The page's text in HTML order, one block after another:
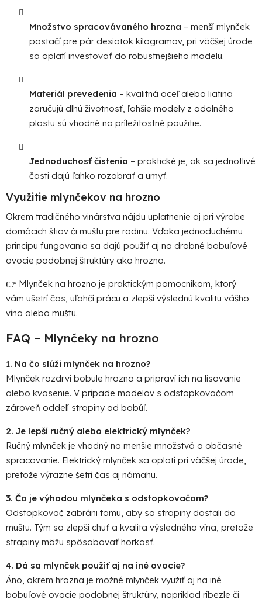
Množstvo spracovávaného hrozna – menší mlynček
postačí pre pár desiatok kilogramov, pri väčšej úrode
sa oplatí investovať do robustnejšieho modelu.
Materiál prevedenia – kvalitná oceľ alebo liatina
zaručujú dlhú životnosť, ľahšie modely z odolného
plastu sú vhodné na príležitostné použitie.
Jednoduchosť čistenia – praktické je, ak sa jednotlivé
časti dajú ľahko rozobrať a umyť.
Využitie mlynčekov na hrozno
Okrem tradičného vinárstva nájdu uplatnenie aj pri výrobe
domácich štiav či muštu pre rodinu. Vďaka jednoduchému
princípu fungovania sa dajú použiť aj na drobné bobuľové
ovocie podobnej štruktúry ako hrozno.
👉 Mlynček na hrozno je praktickým pomocníkom, ktorý
vám ušetrí čas, uľahčí prácu a zlepší výslednú kvalitu vášho
vína alebo muštu.
FAQ – Mlynčeky na hrozno
1. Na čo slúži mlynček na hrozno?
Mlynček rozdrví bobule hrozna a pripraví ich na lisovanie
alebo kvasenie. V prípade modelov s odstopkovačom
zároveň oddelí strapiny od bobúľ.
2. Je lepší ručný alebo elektrický mlynček?
Ručný mlynček je vhodný na menšie množstvá a občasné
spracovanie. Elektrický mlynček sa oplatí pri väčšej úrode,
pretože výrazne šetrí čas aj námahu.
3. Čo je výhodou mlynčeka s odstopkovačom?
Odstopkovač zabráni tomu, aby sa strapiny dostali do
muštu. Tým sa zlepší chuť a kvalita výsledného vína, pretože
strapiny môžu spôsobovať horkosť.
4. Dá sa mlynček použiť aj na iné ovocie?
Áno, okrem hrozna je možné mlynček využiť aj na iné
bobuľové ovocie podobnej štruktúry, napríklad ríbezle či